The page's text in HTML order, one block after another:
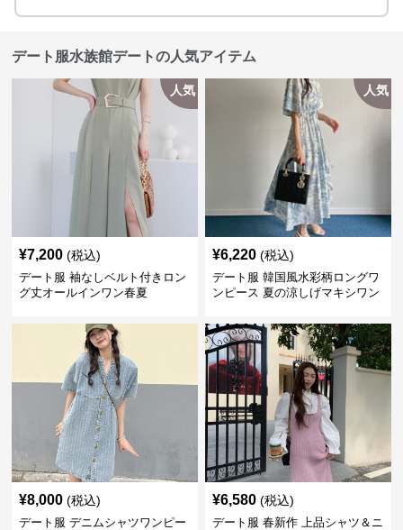
デート服水族館デートの人気アイテム
人気
¥7,200 (税込)
デート服 袖なしベルト付きロン
グ丈オールインワン春夏
人気
¥6,220 (税込)
デート服 韓国風水彩柄ロングワ
ンピース 夏の涼しげマキシワン
¥8,000 (税込)
デート服 デニムシャツワンピー
¥6,580 (税込)
デート服 春新作 上品シャツ＆ニ